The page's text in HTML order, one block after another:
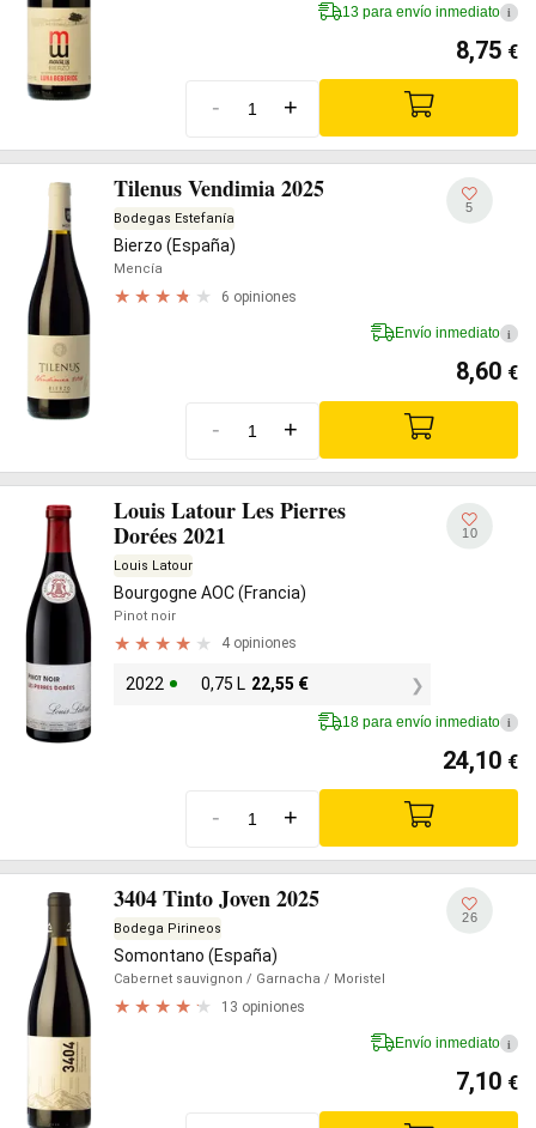
13 para envío inmediato i
8,75 €
- +
Tilenus Vendimia 2025
Bodegas Estefanía
Bierzo (España)
Mencía
6 opiniones
5
Envío inmediato i
8,60 €
- +
Louis Latour Les Pierres
Dorées 2021
Louis Latour
Bourgogne AOC (Francia)
Pinot noir
4 opiniones
2022 0,75 L 22,55 €
10
18 para envío inmediato i
24,10 €
- +
3404 Tinto Joven 2025
Bodega Pirineos
Somontano (España)
Cabernet sauvignon / Garnacha / Moristel
13 opiniones
26
Envío inmediato i
7,10 €